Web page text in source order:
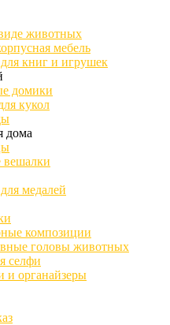
животных
мебель
книг и игрушек
домики
кукол
дома
медалей
композиции
головы животных
селфи
и органайзеры